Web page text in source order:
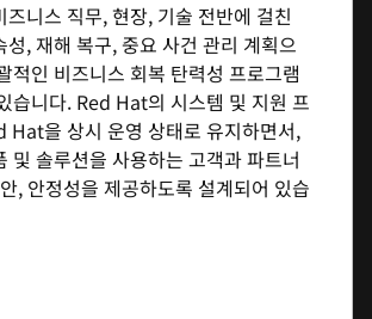
니스 직무, 현장, 기술 전반에 걸친
성, 재해 복구, 중요 사건 관리 계획으
적인 비즈니스 회복 탄력성 프로그램
습니다. Red Hat의 시스템 및 지원 프
Hat을 상시 운영 상태로 유지하면서,
및 솔루션을 사용하는 고객과 파트너
, 안정성을 제공하도록 설계되어 있습